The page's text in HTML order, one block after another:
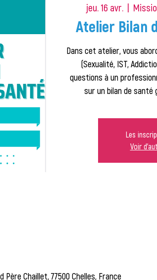
jeu. 16 avr.
  |
Atelier Bilan
Dans cet atelier, vous
(Sexualité, IST,
questions à un
sur un bilan de
Les
Voir
Père Chaillet, 77500 Chelles, France